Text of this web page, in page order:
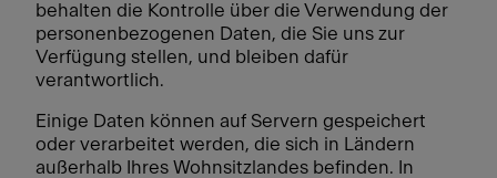
behalten die Kontrolle über die Verwendung der
personenbezogenen Daten, die Sie uns zur
Verfügung stellen, und bleiben dafür
verantwortlich.
Einige Daten können auf Servern gespeichert
oder verarbeitet werden, die sich in Ländern
außerhalb Ihres Wohnsitzlandes befinden. In